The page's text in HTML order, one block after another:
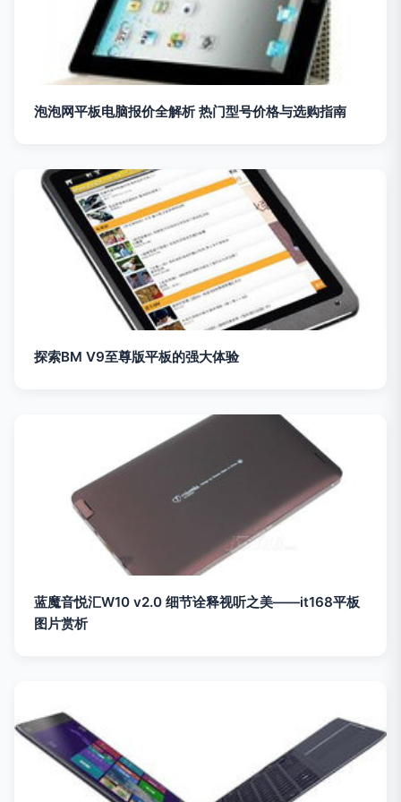
泡泡网平板电脑报价全解析 热门型号价格与选购指南
探索BM V9至尊版平板的强大体验
蓝魔音悦汇W10 v2.0 细节诠释视听之美——it168平板
图片赏析